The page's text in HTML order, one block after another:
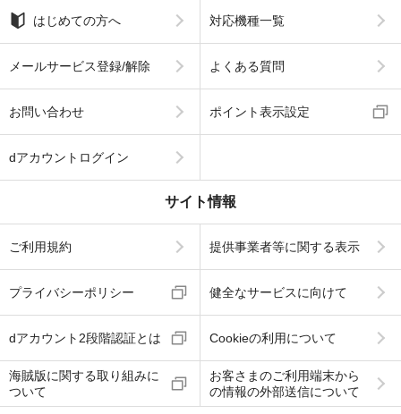
はじめての方へ 対応機種一覧
メールサービス登録/解除 よくある質問
お問い合わせ ポイント表示設定
dアカウントログイン
サイト情報
ご利用規約 提供事業者等に関する表示
プライバシーポリシー 健全なサービスに向けて
dアカウント2段階認証とは Cookieの利用について
海賊版に関する取り組みに
ついて
お客さまのご利用端末から
の情報の外部送信について